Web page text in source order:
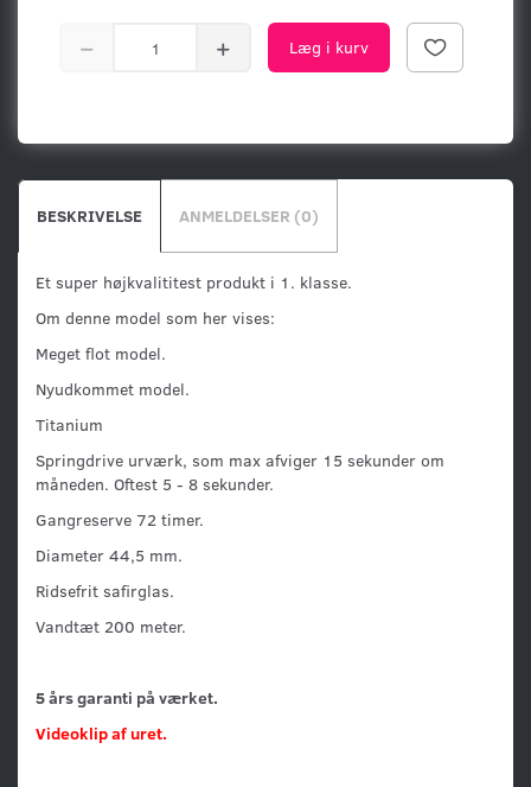
Læg i kurv
BESKRIVELSE ANMELDELSER (0)
Et super højkvalititest produkt i 1. klasse.
Om denne model som her vises:
Meget flot model.
Nyudkommet model.
Titanium
Springdrive urværk, som max afviger 15 sekunder om
måneden. Oftest 5 - 8 sekunder.
Gangreserve 72 timer.
Diameter 44,5 mm.
Ridsefrit safirglas.
Vandtæt 200 meter.
5 års garanti på værket.
Videoklip af uret.